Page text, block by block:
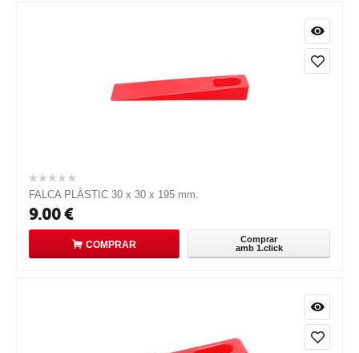
FALCA PLÀSTIC 30 x 30 x 195 mm.
9.00€
COMPRAR
Comprar
amb 1.click